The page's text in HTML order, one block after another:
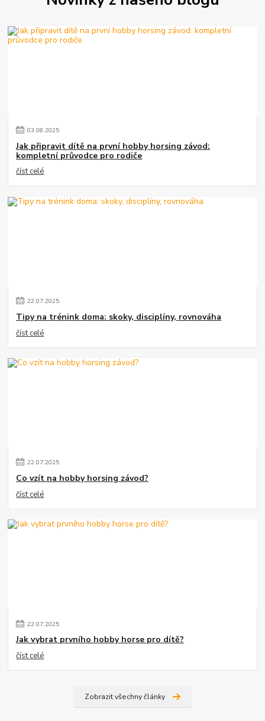
03.08.2025
Jak připravit dítě na první hobby horsing závod:
kompletní průvodce pro rodiče
číst celé
22.07.2025
Tipy na trénink doma: skoky, disciplíny, rovnováha
číst celé
22.07.2025
Co vzít na hobby horsing závod?
číst celé
22.07.2025
Jak vybrat prvního hobby horse pro dítě?
číst celé
Zobrazit všechny články